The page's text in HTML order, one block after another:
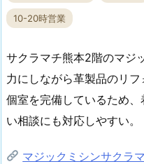
10-20時営業
サクラマチ熊本2階のマジ
力にしながら革製品のリフ
個室を完備しているため
い相談にも対応しやすい。
マジックミシンサクラ